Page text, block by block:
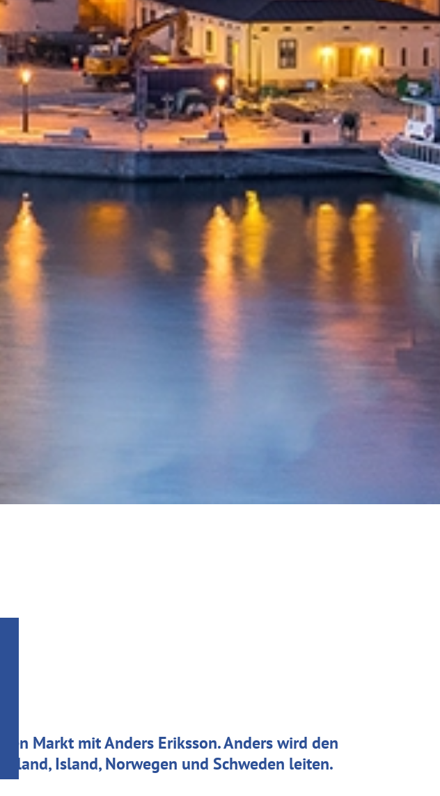
Markt mit Anders Eriksson. Anders wird den
Island, Norwegen und Schweden leiten.